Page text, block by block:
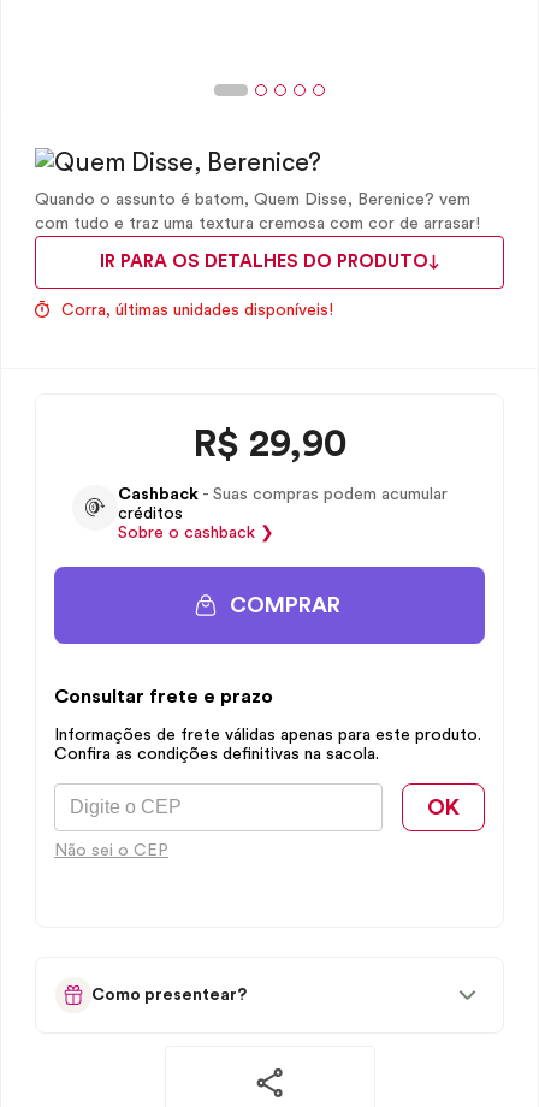
Quando o assunto é batom, Quem Disse, Berenice? vem
com tudo e traz uma textura cremosa com cor de arrasar!
IR PARA OS DETALHES DO PRODUTO
Corra, últimas unidades disponíveis!
R$ 29,90
Cashback - Suas compras podem acumular
créditos
Sobre o cashback ❯
COMPRAR
Consultar frete e prazo
Informações de frete válidas apenas para este produto.
Confira as condições definitivas na sacola.
OK
Não sei o CEP
Como presentear?